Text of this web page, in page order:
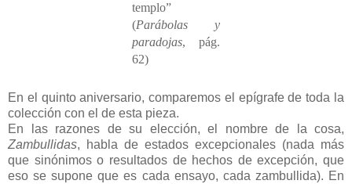
templo”
(Parábolas y
paradojas, pág.
62)
En el quinto aniversario, comparemos el epígrafe de toda la
colección con el de esta pieza.
En las razones de su elección, el nombre de la cosa,
Zambullidas, habla de estados excepcionales (nada más
que sinónimos o resultados de hechos de excepción, que
eso se supone que es cada ensayo, cada zambullida). En